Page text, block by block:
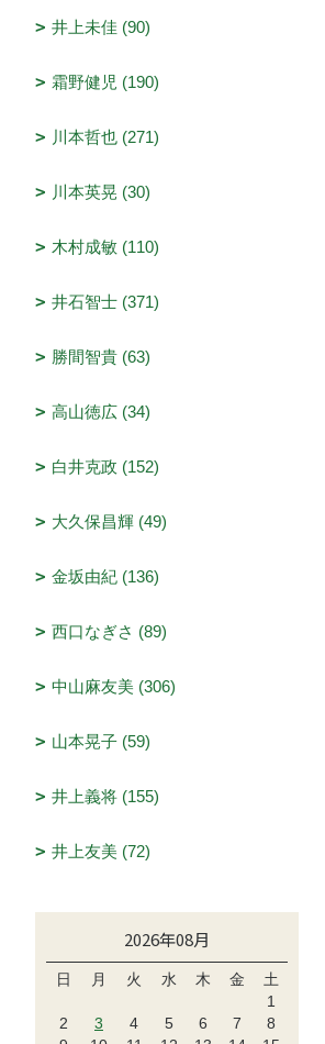
井上未佳 (90)
霜野健児 (190)
川本哲也 (271)
川本英晃 (30)
木村成敏 (110)
井石智士 (371)
勝間智貴 (63)
高山徳広 (34)
白井克政 (152)
大久保昌輝 (49)
金坂由紀 (136)
西口なぎさ (89)
中山麻友美 (306)
山本晃子 (59)
井上義将 (155)
井上友美 (72)
2026年08月
日 月 火 水 木 金
土
1
2
3 4 5 6 7
8